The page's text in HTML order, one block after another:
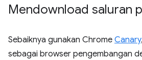
Mendownload saluran
Sebaiknya gunakan Chrome Canary,
sebagai browser pengembangan